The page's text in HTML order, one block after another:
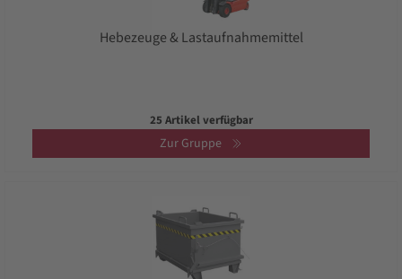
Hebezeuge & Lastaufnahmemittel
25 Artikel verfügbar
Zur Gruppe